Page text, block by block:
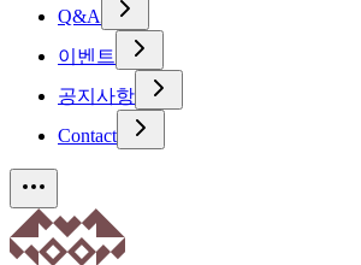
Q&A
이벤트
공지사항
Contact